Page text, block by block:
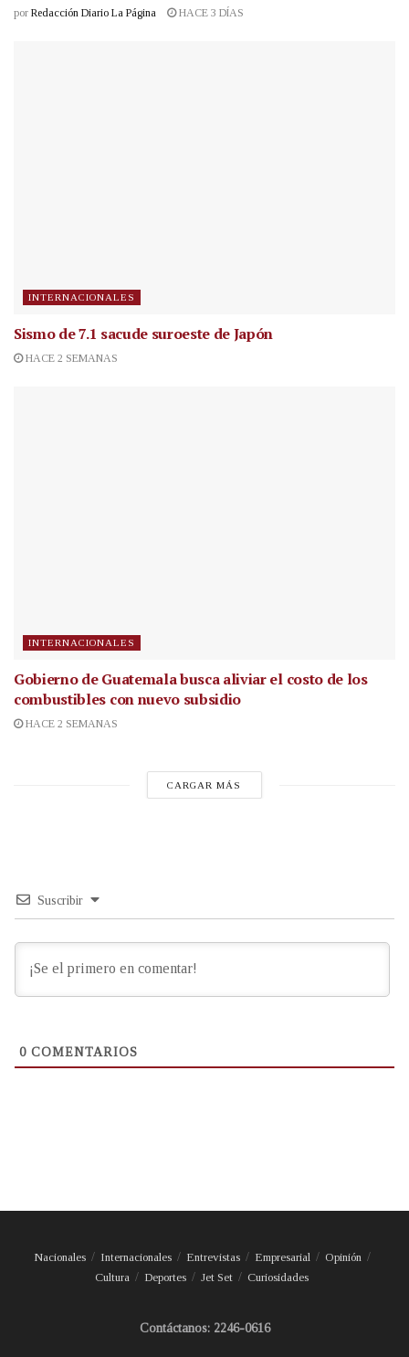
por Redacción Diario La Página HACE 3 DÍAS
INTERNACIONALES
Sismo de 7.1 sacude suroeste de Japón
HACE 2 SEMANAS
INTERNACIONALES
Gobierno de Guatemala busca aliviar el costo de los
combustibles con nuevo subsidio
HACE 2 SEMANAS
CARGAR MÁS
Suscribir
0 COMENTARIOS
Nacionales Internacionales Entrevistas Empresarial
Opinión
Cultura
Deportes Jet Set Curiosidades
Contáctanos: 2246-0616